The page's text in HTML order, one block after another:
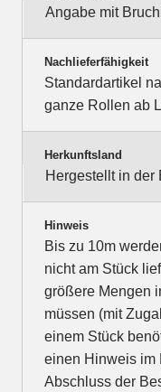
Angabe mit
Nachlieferfähigkeit
Standardartikel
ganze Rollen ab
Herkunftsland
Hergestellt in der
Hinweis
Bis zu 10m
nicht am Stück
größere Mengen
müssen (mit
einem Stück
einen Hinweis im
Abschluss der